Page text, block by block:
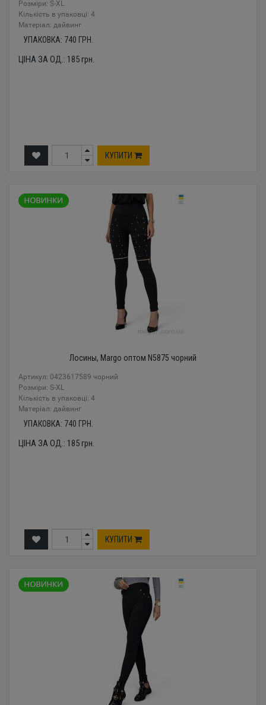
Розміри: S-XL
Кількість в упаковці: 4
Mатеріал: дайвинг
УПАКОВКА: 740 ГРН.
ЦІНА ЗА ОД.: 185грн.
КУПИТИ
Лосины, Margo оптом N5875 чорний
Артикул: 0423617589 чорний
Розміри: S-XL
Кількість в упаковці: 4
Mатеріал: дайвинг
УПАКОВКА: 740 ГРН.
ЦІНА ЗА ОД.: 185грн.
КУПИТИ